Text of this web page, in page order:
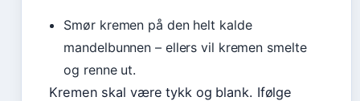
Smør kremen på den helt kalde
mandelbunnen – ellers vil kremen smelte
og renne ut.
Kremen skal være tykk og blank. Ifølge